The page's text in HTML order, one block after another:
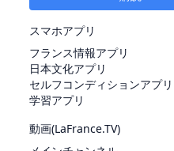
スマホアプリ
フランス情報アプリ
日本文化アプリ
セルフコンディションアプリ
学習アプリ
動画(LaFrance.TV)